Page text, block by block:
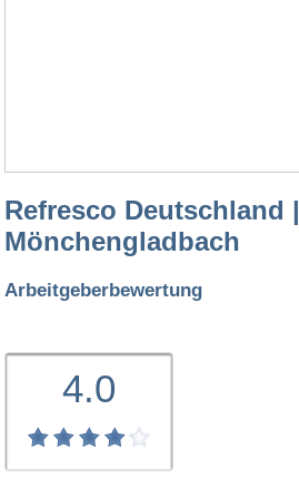
Refresco Deutschland |
Mönchengladbach
Arbeitgeberbewertung
4.0